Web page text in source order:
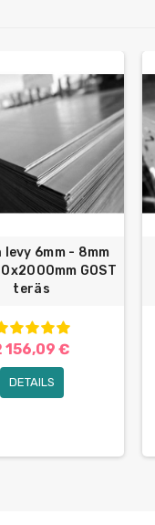
levy 6mm - 8mm
GOST
teräs
156,09 €
DETAILS